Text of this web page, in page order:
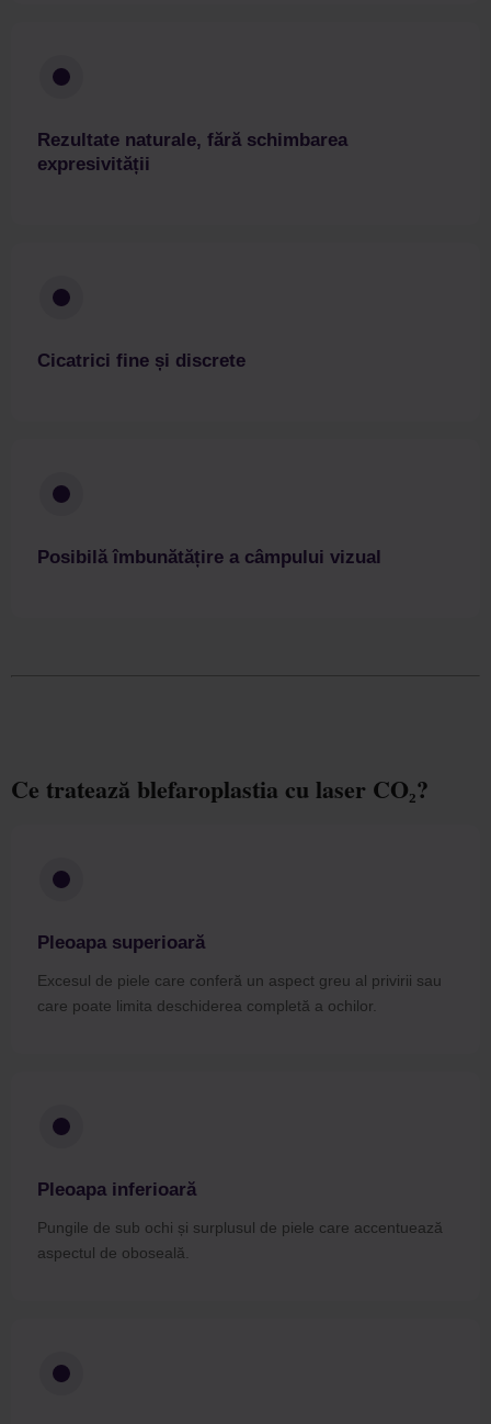
Rezultate naturale, fără schimbarea
expresivității
Cicatrici fine și discrete
Posibilă îmbunătățire a câmpului vizual
Ce tratează blefaroplastia cu laser CO₂?
Pleoapa superioară
Excesul de piele care conferă un aspect greu al privirii sau
care poate limita deschiderea completă a ochilor.
Pleoapa inferioară
Pungile de sub ochi și surplusul de piele care accentuează
aspectul de oboseală.